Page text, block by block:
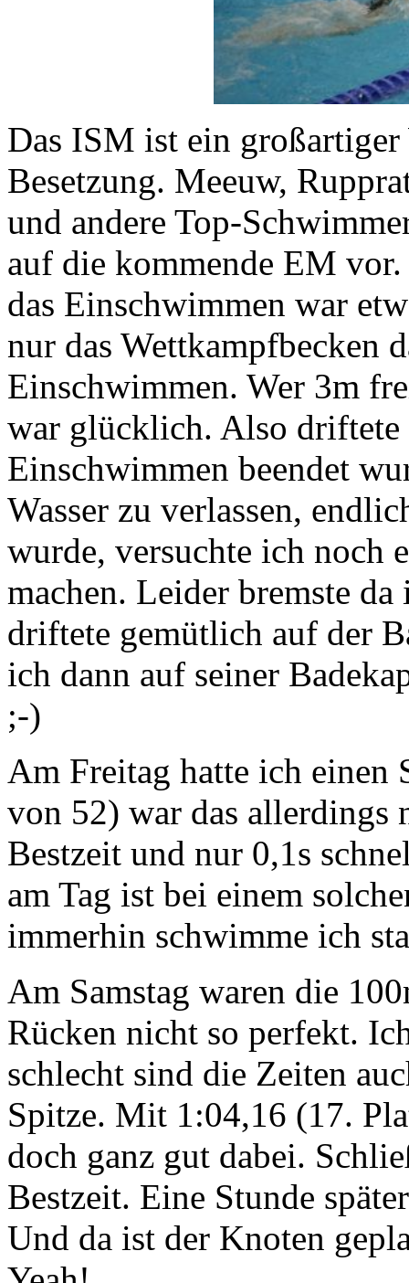
Das ISM ist ein
Besetzung. Meeuw,
und andere Top-
auf die kommende EM
das Einschwimmen war
nur das Wettkampfbecken
Einschwimmen. Wer 3m
war glücklich. Also driftete
Einschwimmen beendet
Wasser zu verlassen,
wurde, versuchte ich noch
machen. Leider bremste
driftete gemütlich auf der
ich dann auf seiner
;-)
Am Freitag hatte ich
von 52) war das
Bestzeit und nur 0,1s
am Tag ist bei einem
immerhin schwimme ich
Am Samstag waren die
Rücken nicht so perfekt.
schlecht sind die Zeiten
Spitze. Mit 1:04,16 (17.
doch ganz gut dabei.
Bestzeit. Eine Stunde
Und da ist der Knoten